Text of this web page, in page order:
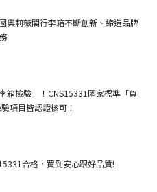
奧莉薇閣行李箱不斷創新、締造品牌
箱檢驗」！CNS15331國家標準「負
項目皆認證核可！
合格，買到安心跟好品質!